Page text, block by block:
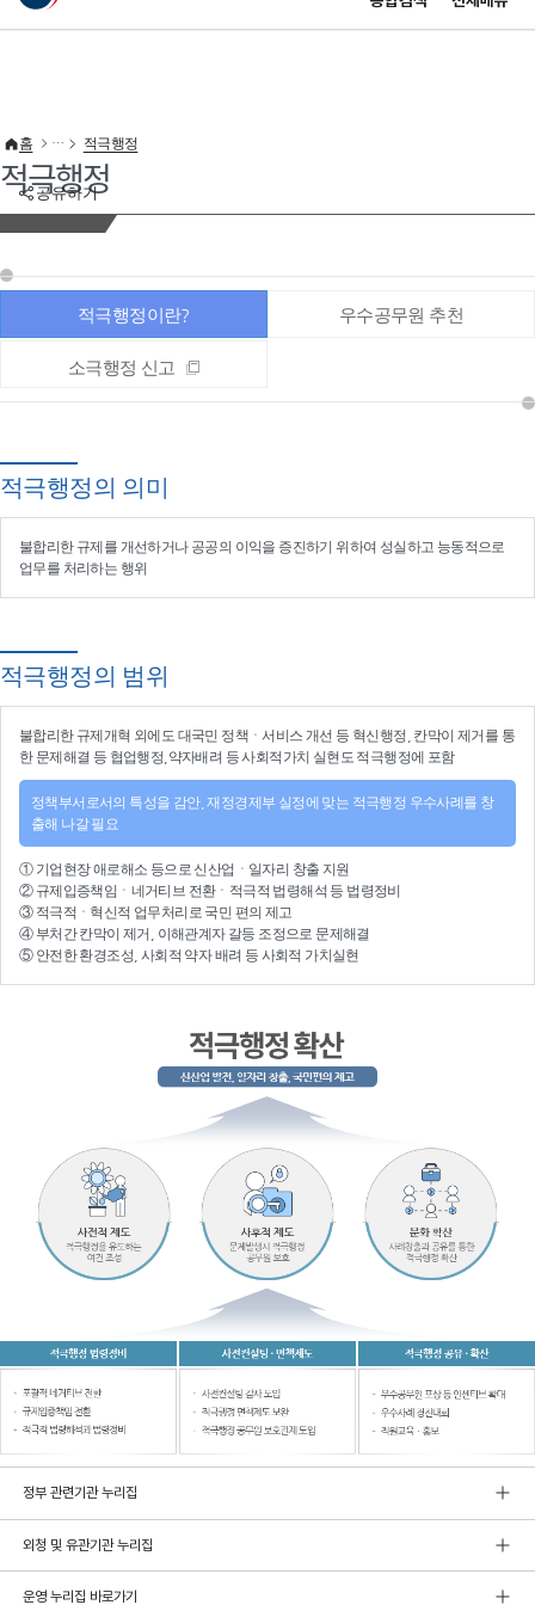
이 누리집은 대한민국 공식 전자정부 누리집입니다.
공유하기
홈 적극행정
적극행정
적극행정이란? 우수공무원 추천
소극행정 신고
적극행정의 의미
불합리한 규제를 개선하거나 공공의 이익을 증진하기 위하여 성실하고 능동적으로
업무를 처리하는 행위
적극행정의 범위
불합리한 규제개혁 외에도 대국민 정책ㆍ서비스 개선 등 혁신행정 , 칸막이 제거를 통
한 문제해결 등 협업행정 ,약자배려 등사회적가치 실현 도 적극행정에 포함
정책부서로서의 특성을 감안, 재정경제부 실정에 맞는 적극행정 우수사례를 창
출해 나갈 필요
① 기업현장 애로해소 등으로 신산업 ㆍ 일자리 창출 지원
② 규제입증책임 ㆍ 네거티브 전환ㆍ적극적 법령해석 등 법령정비
③ 적극적 ㆍ 혁신적 업무처리 로 국민 편의 제고
④ 부처간 칸막이 제거, 이해관계자 갈등 조정으로 문제해결
⑤ 안전한 환경조성, 사회적 약자 배려 등 사회적 가치실현
정부 관련기관 누리집
외청 및 유관기관 누리집
운영 누리집 바로가기